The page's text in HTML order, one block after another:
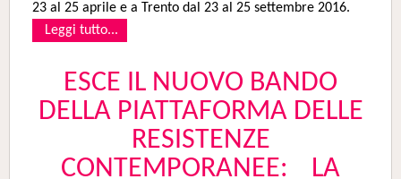
23 al 25 aprile e a Trento dal 23 al 25 settembre 2016.
Leggi tutto...
ESCE IL NUOVO BANDO
DELLA PIATTAFORMA DELLE
RESISTENZE
CONTEMPORANEE: LA